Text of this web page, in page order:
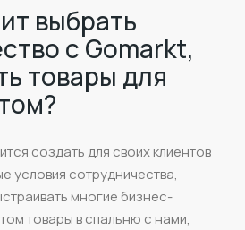
выбрать
с Gomarkt,
товары для
создать для своих клиентов
условия сотрудничества,
многие бизнес-
товары в спальню с нами,